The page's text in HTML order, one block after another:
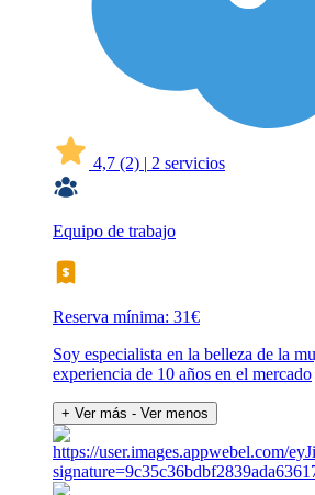
4,7 (2) | 2 servicios
Equipo de trabajo
Reserva mínima: 31€
Soy especialista en la belleza de la
experiencia de 10 años en el mercado
+ Ver más - Ver menos